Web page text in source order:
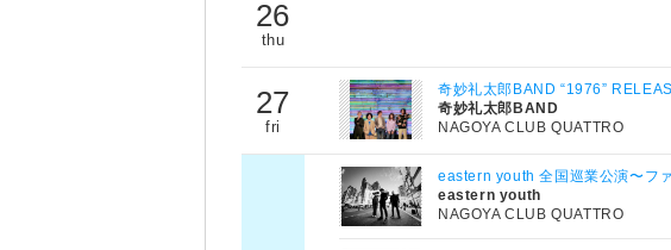
26
thu
27
fri
奇妙礼太郎BAND “1976”
奇妙礼太郎BAND
NAGOYA CLUB QUATTRO
eastern youth 全国巡業公演〜フ
eastern youth
NAGOYA CLUB QUATTRO